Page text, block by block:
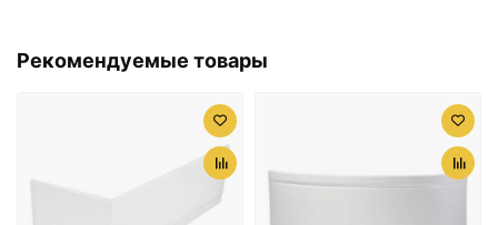
Рекомендуемые товары